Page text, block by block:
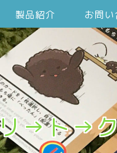
製品紹介 お問
リ→ト→